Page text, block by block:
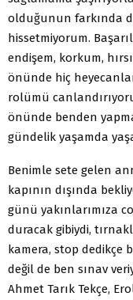
olduğunun farkında
hissetmiyorum.
endişem, korkum,
önünde hiç
rolümü
önünde benden
gündelik yaşamda
Benimle sete gelen
kapının dışında
günü yakınlarımıza
duracak gibiydi,
kamera, stop dedikçe
değil de ben sınav
Ahmet Tarık Tekçe,